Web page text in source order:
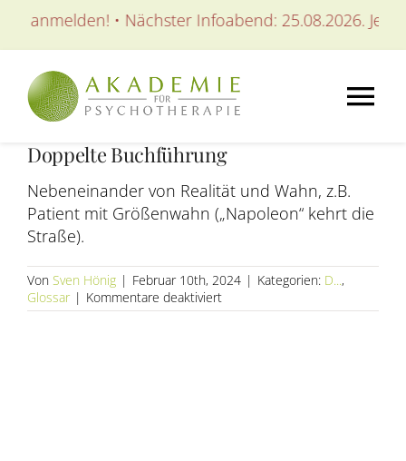
Inhalt
springen
anmelden! • Nächster Infoabend: 25.08.2026. Jetzt
AKADEMIE
AUSBILDUNGEN
WEITERBILDUNGEN
Doppelte Buchführung
Nebeneinander von Realität und Wahn, z.B.
Patient mit Größenwahn („Napoleon“ kehrt die
Straße).
Von Sven Hönig | Februar 10th, 2024 | Kategorien: D...,
Glossar | Kommentare deaktiviertfür
Doppelte